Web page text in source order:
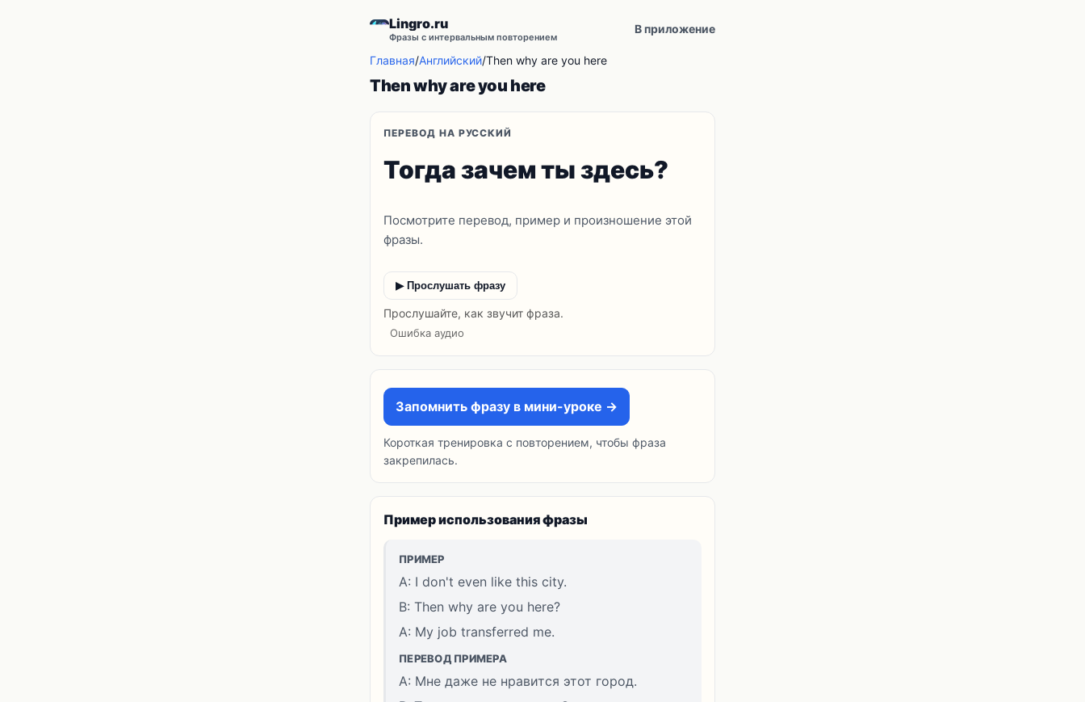
Lingro.ru
Фразы с интервальным повторением
В приложение
Главная/Английский/Then why are you here
Then why are you here
ПЕРЕВОД НА РУССКИЙ
Тогда зачем ты здесь?
Посмотрите перевод, пример и произношение этой
фразы.
▶ Прослушать фразу
Прослушайте, как звучит фраза.
Ошибка аудио
Запомнить фразу в мини-уроке →
Короткая тренировка с повторением, чтобы фраза
закрепилась.
Пример использования фразы
ПРИМЕР
A: I don't even like this city.
B: Then why are you here?
A: My job transferred me.
ПЕРЕВОД ПРИМЕРА
A: Мне даже не нравится этот город.